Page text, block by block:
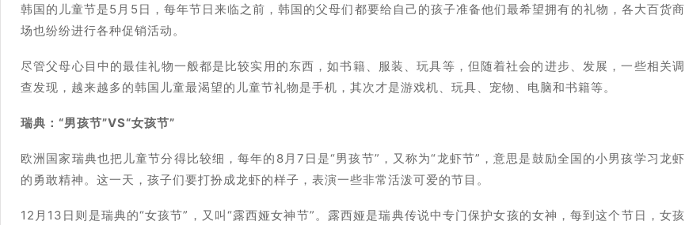
韩国的儿童节是5月5日，每年节日来临之前，韩国的父母们都要给自己的孩子准备他们最希望拥有的礼物，各大百货商
场也纷纷进行各种促销活动。
尽管父母心目中的最佳礼物一般都是比较实用的东西，如书籍、服装、玩具等，但随着社会的进步、发展，一些相关调
查发现，越来越多的韩国儿童最渴望的儿童节礼物是手机，其次才是游戏机、玩具、宠物、电脑和书籍等。
瑞典：“男孩节”VS“女孩节”
欧洲国家瑞典也把儿童节分得比较细，每年的8月7日是“男孩节”，又称为“龙虾节”，意思是鼓励全国的小男孩学习龙虾
的勇敢精神。这一天，孩子们要打扮成龙虾的样子，表演一些非常活泼可爱的节目。
12月13日则是瑞典的“女孩节”，又叫“露西娅女神节”。露西娅是瑞典传说中专门保护女孩的女神，每到这个节日，女孩